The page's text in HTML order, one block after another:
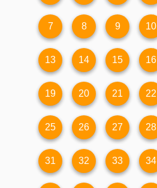
7 8 9 10
13 14 15 16
19 20 21 22
25 26 27 28
31 32 33 34